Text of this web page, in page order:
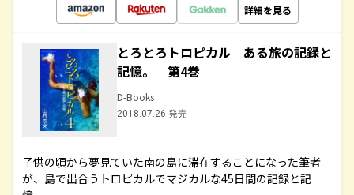
詳細を見る
とろとろトロピカル ある旅の記録と
記憶。 第4巻
D-Books
2018.07.26 発売
子供の頃から夢見ていた南の島に滞在することになった筆者
が、島で出合うトロピカルでマジカルな45日間の記録と記